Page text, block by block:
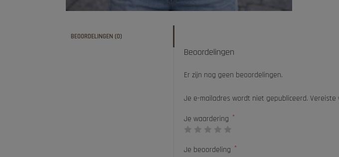
BEOORDELINGEN (0)
Beoordelingen
Er zijn nog geen beoordelingen.
Je e-mailadres wordt niet gepubliceerd. Vereiste
Je waardering *
Je beoordeling *